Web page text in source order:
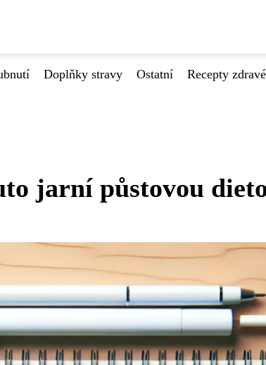
Doplňky stravy Ostatní Recepty
jarní půstovou